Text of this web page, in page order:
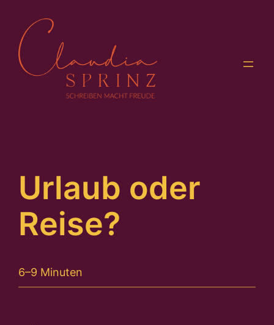
Inhalt
springen
Urlaub oder
Reise?
6–9 Minuten